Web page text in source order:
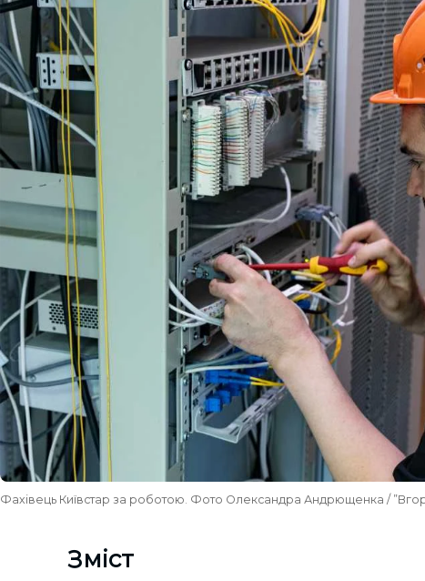
Фахівець Київстар за роботою. Фото Олександра Андрющенка /
Зміст